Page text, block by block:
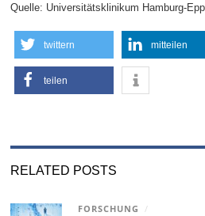
Quelle: Universitätsklinikum Hamburg-
twittern mitteilen
teilen
RELATED POSTS
FORSCHUNG /